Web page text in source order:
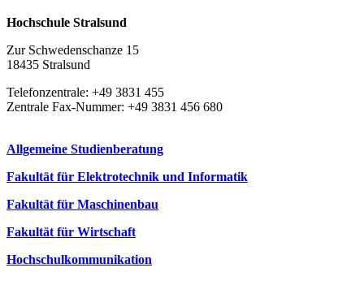
Hochschule Stralsund
Zur Schwedenschanze 15
18435 Stralsund
Telefonzentrale: +49 3831 455
Zentrale Fax-Nummer: +49 3831 456 680
Allgemeine Studienberatung
Fakultät für Elektrotechnik und Informatik
Fakultät für Maschinenbau
Fakultät für Wirtschaft
Hochschulkommunikation